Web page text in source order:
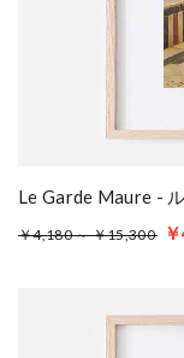
Le Garde Maure -
￥4,180 ～ ￥15,300